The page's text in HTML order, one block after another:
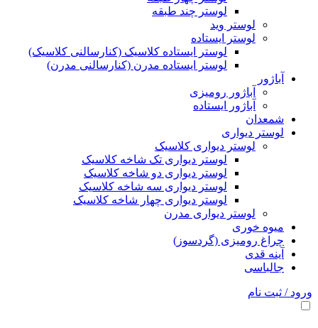
لوستر چند طبقه
لوستر وید
لوستر ایستاده
لوستر ایستاده کلاسیک (کنارسالنی کلاسیک)
لوستر ایستاده مدرن (کنارسالنی مدرن)
آباژور
آباژور رومیزی
آباژور ایستاده
شمعدان
لوستر دیواری
لوستر دیواری کلاسیک
لوستر دیواری تک شاخه کلاسیک
لوستر دیواری دو شاخه کلاسیک
لوستر دیواری سه شاخه کلاسیک
لوستر دیواری چهار شاخه کلاسیک
لوستر دیواری مدرن
میوه خوری
چراغ رومیزی (گردسوز)
آینه قدی
جالباسی
ورود / ثبت نام